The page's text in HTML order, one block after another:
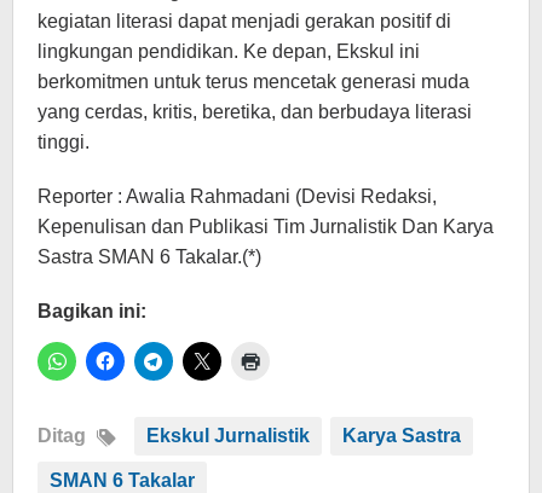
kegiatan literasi dapat menjadi gerakan positif di
lingkungan pendidikan. Ke depan, Ekskul ini
berkomitmen untuk terus mencetak generasi muda
yang cerdas, kritis, beretika, dan berbudaya literasi
tinggi.
Reporter : Awalia Rahmadani (Devisi Redaksi,
Kepenulisan dan Publikasi Tim Jurnalistik Dan Karya
Sastra SMAN 6 Takalar.(*)
Bagikan ini:
Ditag Ekskul Jurnalistik Karya Sastra
SMAN 6 Takalar